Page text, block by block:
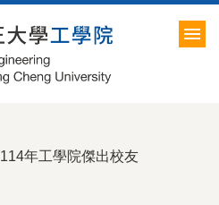
114年工學院傑出校友